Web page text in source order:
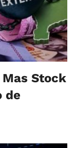
Mas Stock
de